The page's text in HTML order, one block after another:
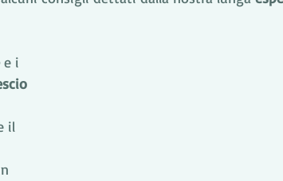
e i
il